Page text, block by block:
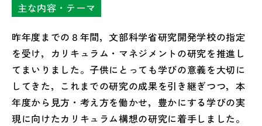
主な内容・テーマ
昨年度までの８年間，文部科学省研究開発学校の指定
を受け，カリキュラム・マネジメントの研究を推進し
てまいりました。子供にとっても学びの意義を大切に
してきた，これまでの研究の成果を引き継ぎつつ，本
年度から見方・考え方を働かせ，豊かにする学びの実
現に向けたカリキュラム構想の研究に着手しました。